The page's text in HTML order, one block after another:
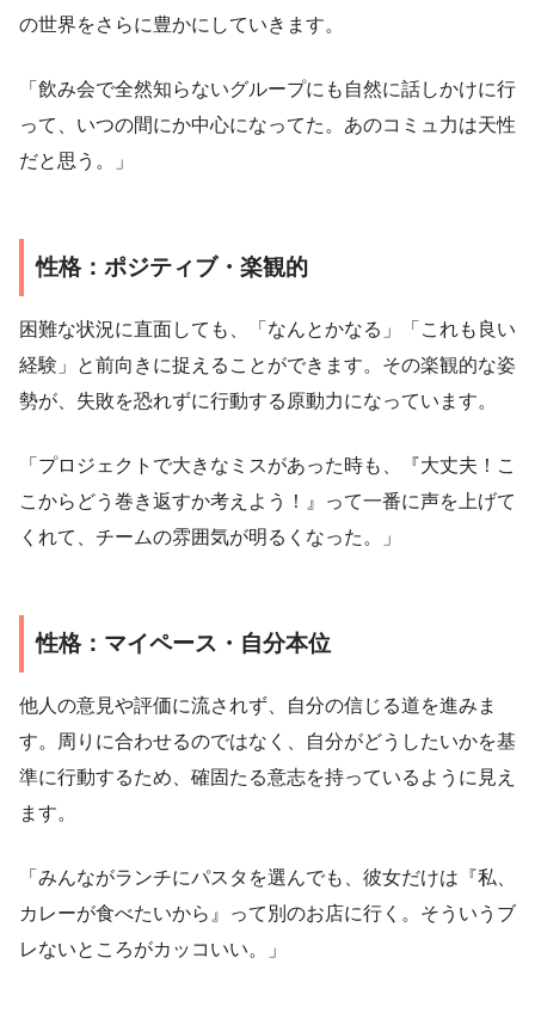
の世界をさらに豊かにしていきます。
「飲み会で全然知らないグループにも自然に話しかけに行
って、いつの間にか中心になってた。あのコミュ力は天性
だと思う。」
性格：ポジティブ・楽観的
困難な状況に直面しても、「なんとかなる」「これも良い
経験」と前向きに捉えることができます。その楽観的な姿
勢が、失敗を恐れずに行動する原動力になっています。
「プロジェクトで大きなミスがあった時も、『大丈夫！こ
こからどう巻き返すか考えよう！』って一番に声を上げて
くれて、チームの雰囲気が明るくなった。」
性格：マイペース・自分本位
他人の意見や評価に流されず、自分の信じる道を進みま
す。周りに合わせるのではなく、自分がどうしたいかを基
準に行動するため、確固たる意志を持っているように見え
ます。
「みんながランチにパスタを選んでも、彼女だけは『私、
カレーが食べたいから』って別のお店に行く。そういうブ
レないところがカッコいい。」